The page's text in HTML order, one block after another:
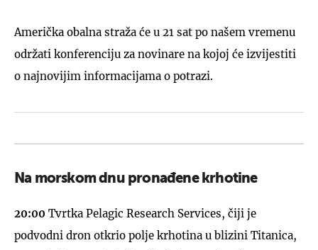
Američka obalna straža će u 21 sat po našem vremenu
održati konferenciju za novinare na kojoj će izvijestiti
o najnovijim informacijama o potrazi.
Na morskom dnu pronađene krhotine
20:00 Tvrtka Pelagic Research Services, čiji je
podvodni dron otkrio polje krhotina u blizini Titanica,